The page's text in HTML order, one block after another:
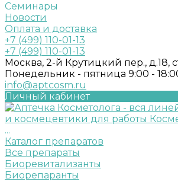
Семинары
Новости
Оплата и доставка
+7 (499) 110-01-13
+7 (499) 110-01-13
Москва, 2-й Крутицкий пер., д.18,
Понедельник - пятница 9:00 -
info@aptcosm.ru
Личный кабинет
...
Каталог препаратов
Все препараты
Биоревитализанты
Биорепаранты